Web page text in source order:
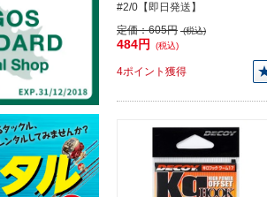
#2/0【即日発送】
定価：605円 (税込)
484円 (税込)
4ポイント獲得